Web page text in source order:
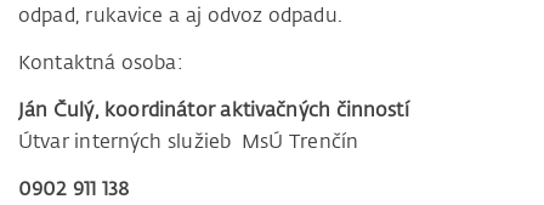
odpad, rukavice a aj odvoz odpadu.
Kontaktná osoba:
Ján Čulý, koordinátor aktivačných činností
Útvar interných služieb MsÚ Trenčín
0902 911 138